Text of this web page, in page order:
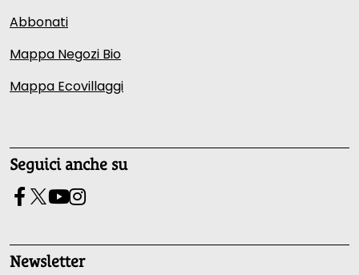
Abbonati
Mappa Negozi Bio
Mappa Ecovillaggi
Seguici anche su
Newsletter